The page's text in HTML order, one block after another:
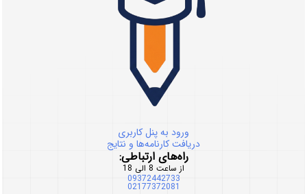
ورود به پنل کاربری
دریافت کارنامه‌ها و نتایج
راه‌های ارتباطی:
از ساعت 8 الی 18
09372442733
02177372081